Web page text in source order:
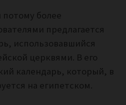
потому более
предлагается
использовавшийся
церквями. В его
календарь, который, в
на египетском.